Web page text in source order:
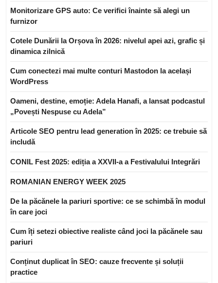
Monitorizare GPS auto: Ce verifici înainte să alegi un
furnizor
Cotele Dunării la Orșova în 2026: nivelul apei azi, grafic și
dinamica zilnică
Cum conectezi mai multe conturi Mastodon la același
WordPress
Oameni, destine, emoție: Adela Hanafi, a lansat podcastul
„Povești Nespuse cu Adela”
Articole SEO pentru lead generation în 2025: ce trebuie să
includă
CONIL Fest 2025: ediția a XXVII-a a Festivalului Integrări
ROMANIAN ENERGY WEEK 2025
De la păcănele la pariuri sportive: ce se schimbă în modul
în care joci
Cum îți setezi obiective realiste când joci la păcănele sau
pariuri
Conținut duplicat în SEO: cauze frecvente și soluții
practice